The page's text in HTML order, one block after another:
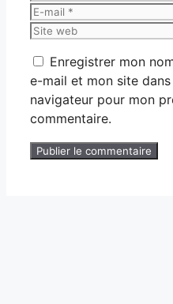
E-
mail
Site
Enregistrer mon
e-mail et mon site
navigateur pour mon
commentaire.